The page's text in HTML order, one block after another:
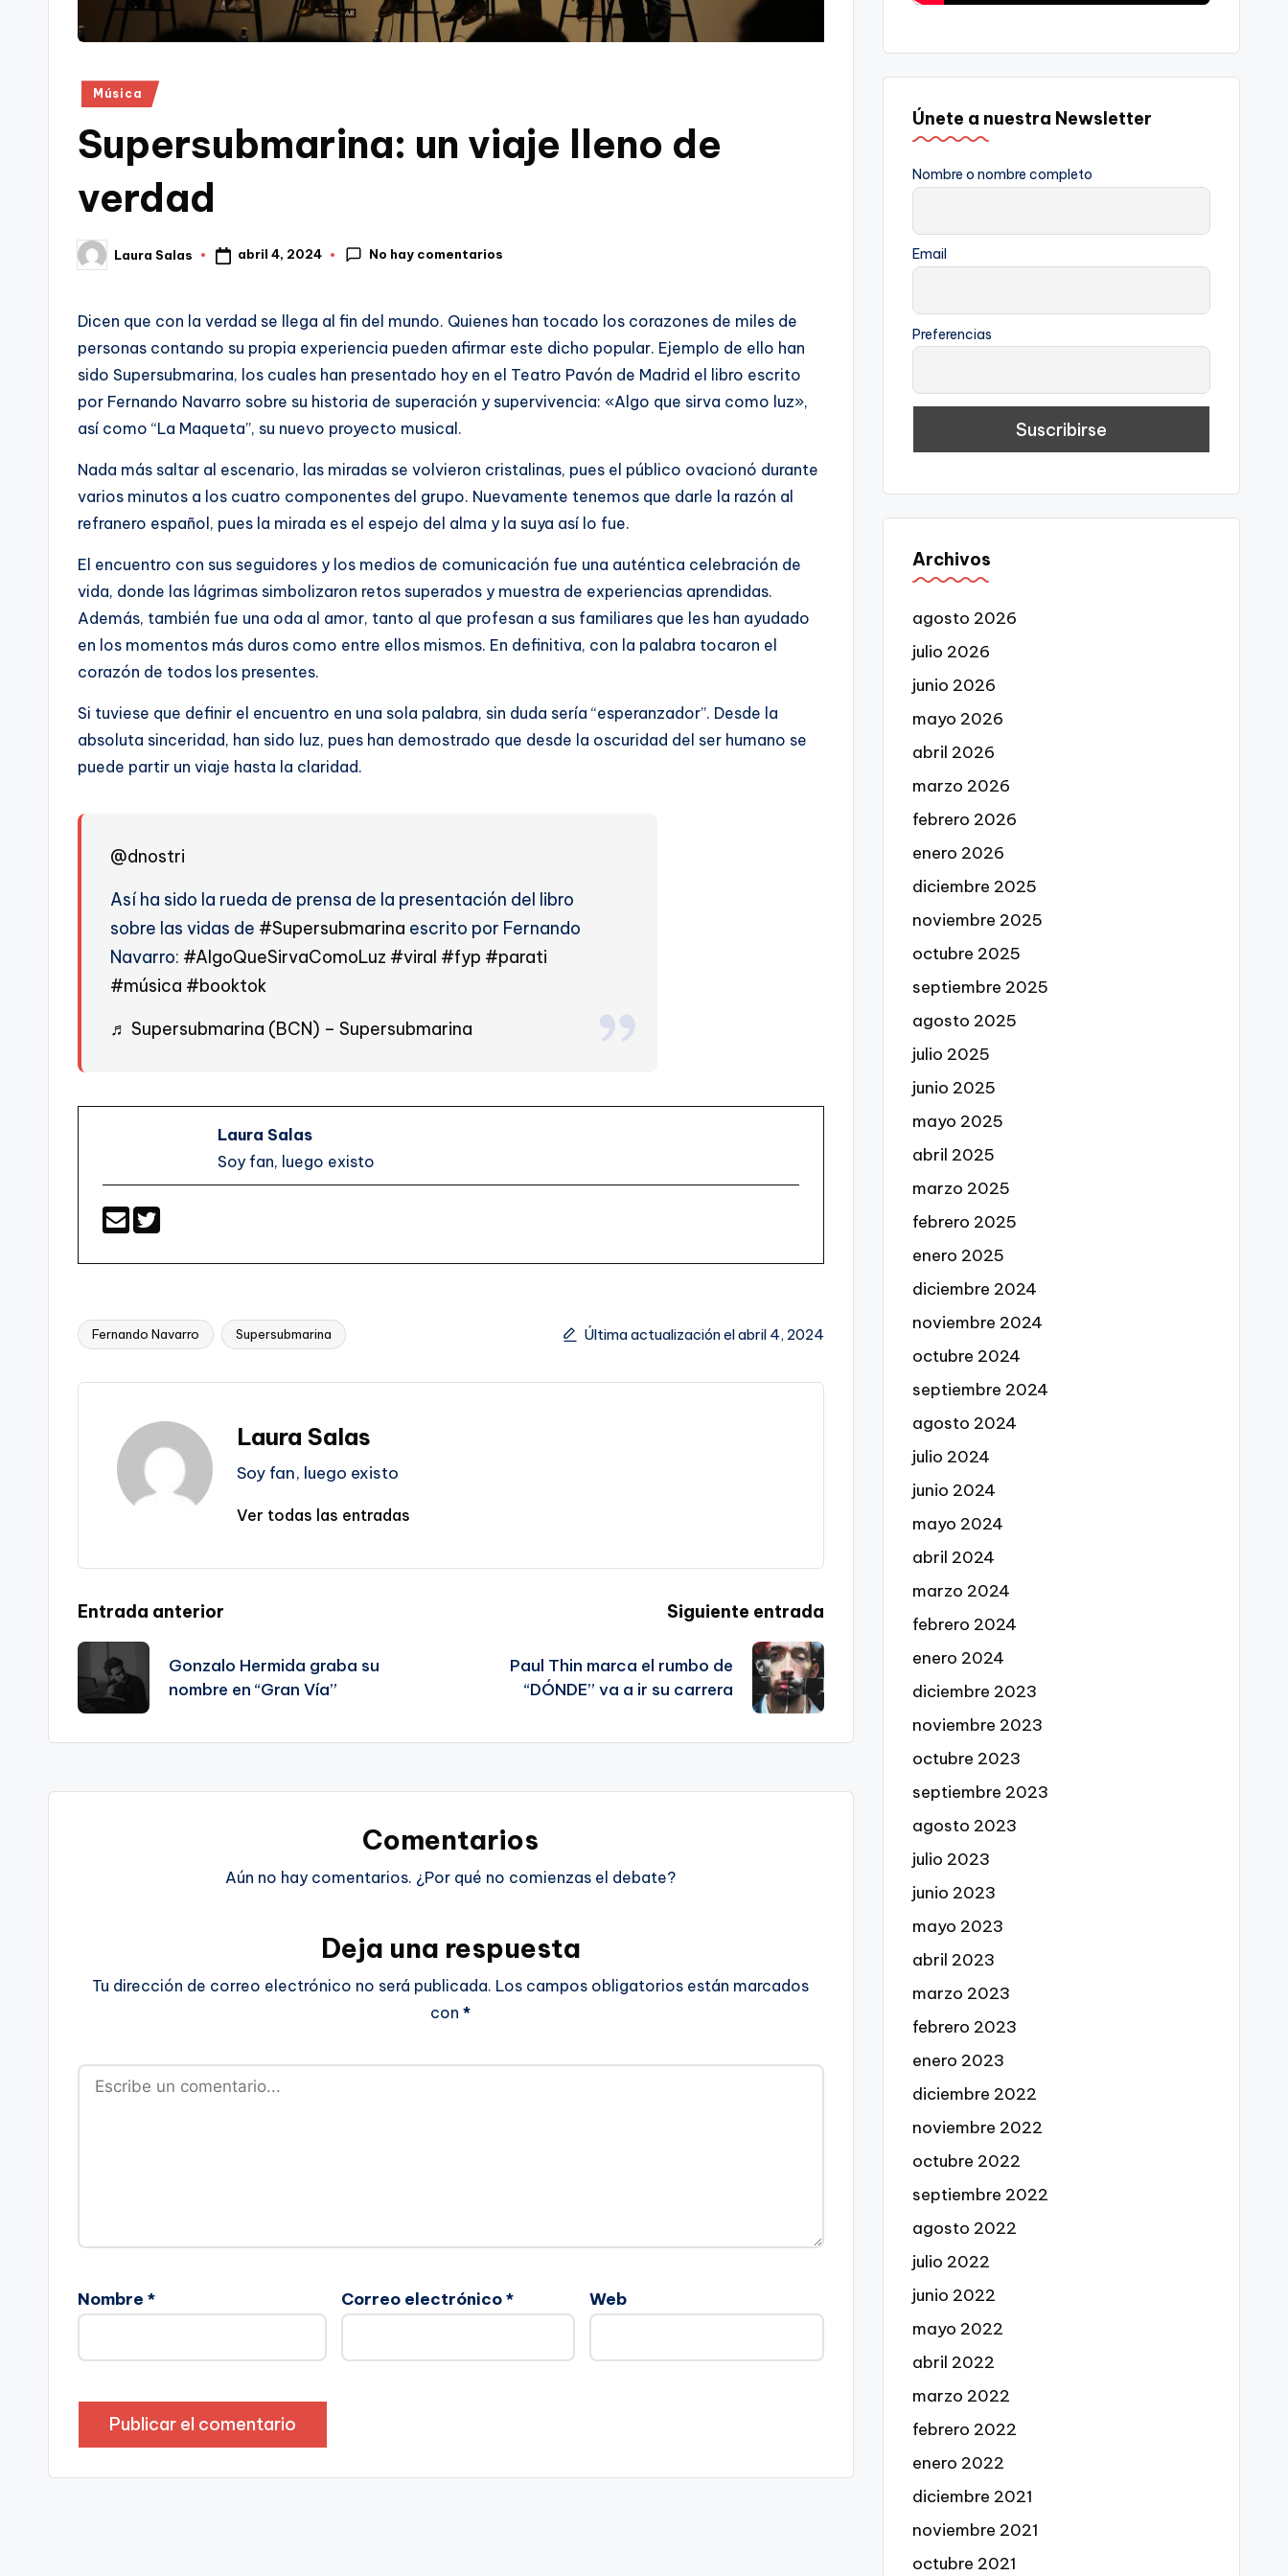
Publicado
Música
Supersubmarina: un viaje lleno de
verdad
Publicado
por
Laura Salas abril 4, 2024 No hay comentarios
Dicen que con la verdad se llega al fin del mundo. Quienes han tocado los corazones de miles de
personas contando su propia experiencia pueden afirmar este dicho popular. Ejemplo de ello han
sido Supersubmarina, los cuales han presentado hoy en el Teatro Pavón de Madrid el libro escrito
por Fernando Navarro sobre su historia de superación y supervivencia: «Algo que sirva como luz»,
así como “La Maqueta”, su nuevo proyecto musical.
Nada más saltar al escenario, las miradas se volvieron cristalinas, pues el público ovacionó durante
varios minutos a los cuatro componentes del grupo. Nuevamente tenemos que darle la razón al
refranero español, pues la mirada es el espejo del alma y la suya así lo fue.
El encuentro con sus seguidores y los medios de comunicación fue una auténtica celebración de
vida, donde las lágrimas simbolizaron retos superados y muestra de experiencias aprendidas.
Además, también fue una oda al amor, tanto al que profesan a sus familiares que les han ayudado
en los momentos más duros como entre ellos mismos. En definitiva, con la palabra tocaron el
corazón de todos los presentes.
Si tuviese que definir el encuentro en una sola palabra, sin duda sería “esperanzador”. Desde la
absoluta sinceridad, han sido luz, pues han demostrado que desde la oscuridad del ser humano se
puede partir un viaje hasta la claridad.
@dnostri
Así ha sido la rueda de prensa de la presentación del libro
sobre las vidas de #Supersubmarina escrito por Fernando
Navarro: #AlgoQueSirvaComoLuz #viral #fyp #parati
#música #booktok
♬ Supersubmarina (BCN) – Supersubmarina
Laura Salas
Soy fan, luego existo
Etiquetas:
Fernando Navarro Supersubmarina Última actualización el abril 4, 2024
Laura Salas
Soy fan, luego existo
Ver todas las entradas
Navegación
de
entradas
Entrada anterior
Gonzalo Hermida graba su
nombre en “Gran Vía”
Siguiente entrada
Paul Thin marca el rumbo de
“DÓNDE” va a ir su carrera
Comentarios
Aún no hay comentarios. ¿Por qué no comienzas el debate?
Deja una respuesta
Tu dirección de correo electrónico no será publicada. Los campos obligatorios están marcados
con*
Nombre * Correo electrónico* Web
Únete a nuestra Newsletter
Nombre o nombre completo
Email
Preferencias
Archivos
agosto 2026
julio 2026
junio 2026
mayo 2026
abril 2026
marzo 2026
febrero 2026
enero 2026
diciembre 2025
noviembre 2025
octubre 2025
septiembre 2025
agosto 2025
julio 2025
junio 2025
mayo 2025
abril 2025
marzo 2025
febrero 2025
enero 2025
diciembre 2024
noviembre 2024
octubre 2024
septiembre 2024
agosto 2024
julio 2024
junio 2024
mayo 2024
abril 2024
marzo 2024
febrero 2024
enero 2024
diciembre 2023
noviembre 2023
octubre 2023
septiembre 2023
agosto 2023
julio 2023
junio 2023
mayo 2023
abril 2023
marzo 2023
febrero 2023
enero 2023
diciembre 2022
noviembre 2022
octubre 2022
septiembre 2022
agosto 2022
julio 2022
junio 2022
mayo 2022
abril 2022
marzo 2022
febrero 2022
enero 2022
diciembre 2021
noviembre 2021
octubre 2021